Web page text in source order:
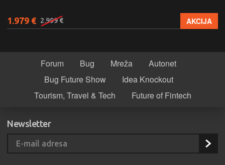
1.979 € 2.999 € AKCIJA
Forum Bug Mreža
Autonet
Bug Future Show
Idea Knockout
Tourism, Travel & Tech
Future of Fintech
Newsletter